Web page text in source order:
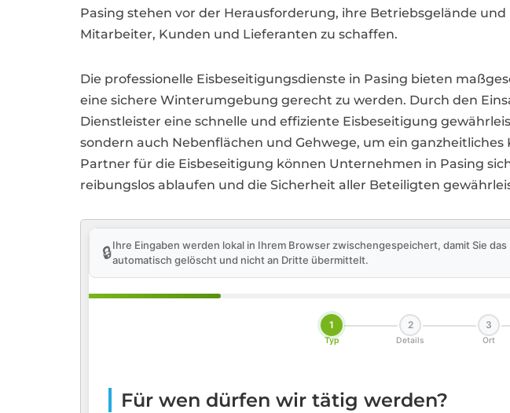
Pasing stehen vor der Herausforderung, ihre Betriebsgelände
Mitarbeiter, Kunden und Lieferanten zu schaffen.
Die professionelle Eisbeseitigungsdienste in Pasing bieten
eine sichere Winterumgebung gerecht zu werden. Durch den
Dienstleister eine schnelle und effiziente Eisbeseitigung
sondern auch Nebenflächen und Gehwege, um ein
Partner für die Eisbeseitigung können Unternehmen in Pasing
reibungslos ablaufen und die Sicherheit aller Beteiligten
🔒Ihre Eingaben werden lokal in Ihrem Browser zwischengespeichert, damit Sie
automatisch gelöscht und nicht an Dritte übermittelt.
1
Typ
2
Details
3
Ort
Für wen dürfen wir tätig werden?